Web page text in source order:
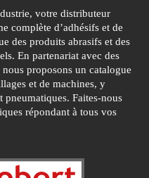
votre distributeur
complète d’adhésifs et de
des produits abrasifs et des
En partenariat avec des
proposons un catalogue
et de machines, y
Faites-nous
répondant à tous vos